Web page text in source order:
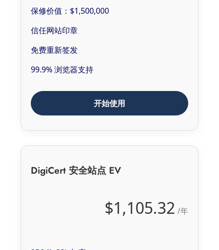
保修价值：$1,500,000
信任网站印章
免费重新签发
99.9% 浏览器支持
开始使用
DigiCert 安全站点 EV
$1,105.32 /年